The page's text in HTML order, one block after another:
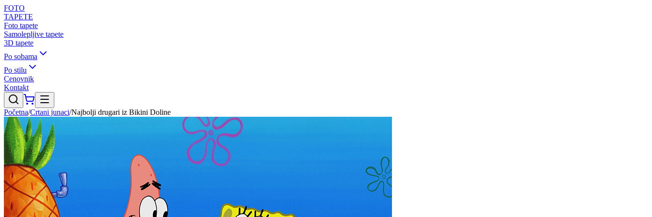
FOTO
TAPETE
Foto tapete
Samolepljive tapete
3D tapete
Po sobama
Po stilu
Cenovnik
Kontakt
Početna/Crtani junaci/Najbolji drugari iz Bikini Doline